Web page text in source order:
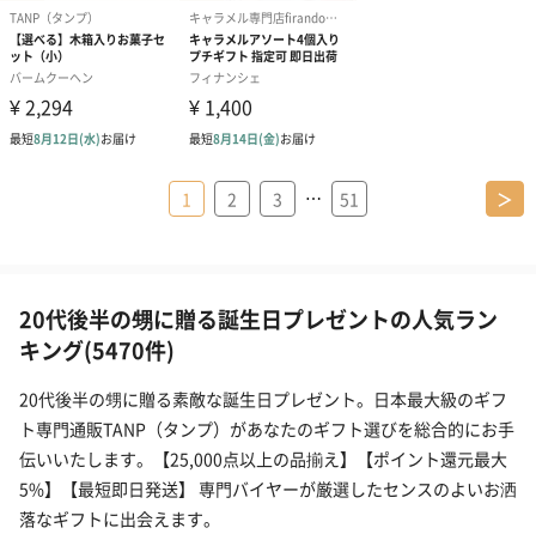
1 2 3 … 51 ＞
20代後半の甥に贈る誕生日プレゼントの人気ラン
キング(5470件)
20代後半の甥に贈る素敵な誕生日プレゼント。日本最大級のギフ
ト専門通販TANP（タンプ）があなたのギフト選びを総合的にお手
伝いいたします。【25,000点以上の品揃え】【ポイント還元最大
5%】【最短即日発送】 専門バイヤーが厳選したセンスのよいお洒
落なギフトに出会えます。